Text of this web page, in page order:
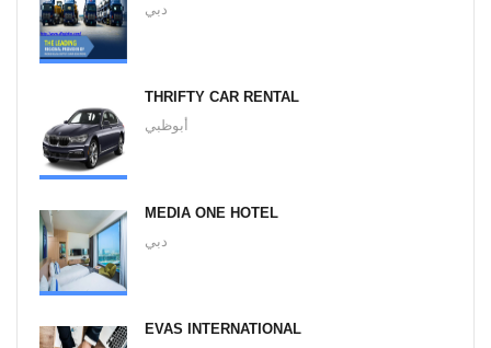
دبي
THRIFTY CAR RENTAL
أبوظبي
MEDIA ONE HOTEL
دبي
EVAS INTERNATIONAL